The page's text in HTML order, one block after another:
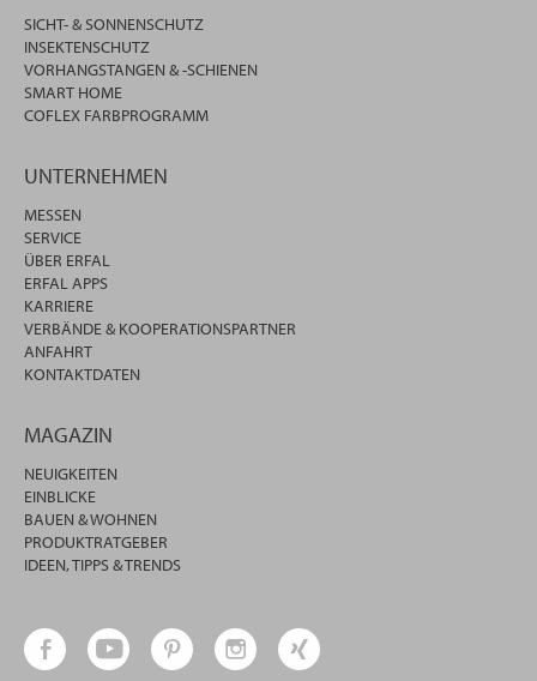
SICHT- & SONNENSCHUTZ
INSEKTENSCHUTZ
VORHANGSTANGEN & -SCHIENEN
SMART HOME
COFLEX FARBPROGRAMM
UNTERNEHMEN
MESSEN
SERVICE
ÜBER ERFAL
ERFAL APPS
KARRIERE
VERBÄNDE & KOOPERATIONSPARTNER
ANFAHRT
KONTAKTDATEN
MAGAZIN
NEUIGKEITEN
EINBLICKE
BAUEN & WOHNEN
PRODUKTRATGEBER
IDEEN, TIPPS & TRENDS